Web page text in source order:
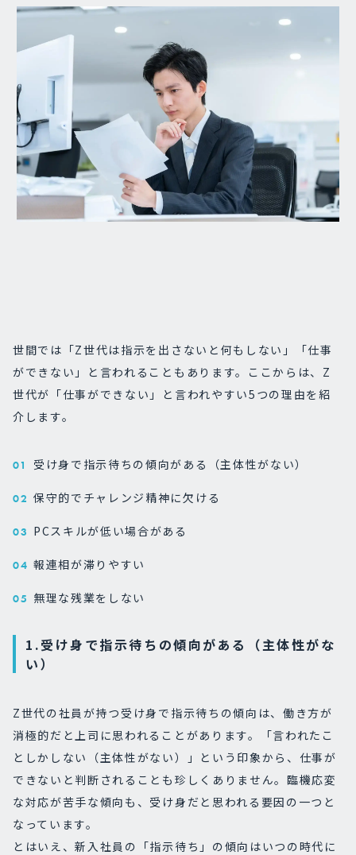
世間では「Z世代は指示を出さないと何もしない」「仕事
ができない」と言われることもあります。ここからは、Z
世代が「仕事ができない」と言われやすい5つの理由を紹
介します。
受け身で指示待ちの傾向がある（主体性がない）
保守的でチャレンジ精神に欠ける
PCスキルが低い場合がある
報連相が滞りやすい
無理な残業をしない
1.受け身で指示待ちの傾向がある（主体性がな
い）
Z世代の社員が持つ受け身で指示待ちの傾向は、働き方が
消極的だと上司に思われることがあります。「言われたこ
としかしない（主体性がない）」という印象から、仕事が
できないと判断されることも珍しくありません。臨機応変
な対応が苦手な傾向も、受け身だと思われる要因の一つと
なっています。
とはいえ、新入社員の「指示待ち」の傾向はいつの時代に